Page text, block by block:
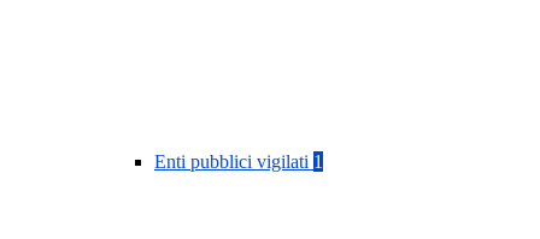
Enti pubblici vigilati 1